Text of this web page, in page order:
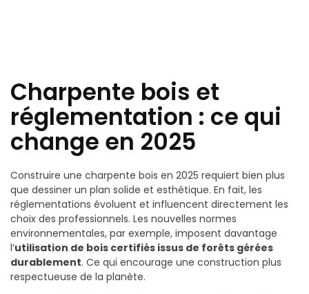
Charpente bois et
réglementation : ce qui
change en 2025
Construire une charpente bois en 2025 requiert bien plus
que dessiner un plan solide et esthétique. En fait, les
réglementations évoluent et influencent directement les
choix des professionnels. Les nouvelles normes
environnementales, par exemple, imposent davantage
l’utilisation de bois certifiés issus de forêts gérées
durablement. Ce qui encourage une construction plus
respectueuse de la planète.